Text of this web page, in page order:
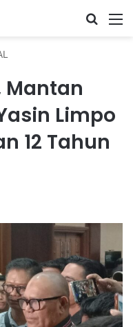
Cari ...
Mantan
Limpo
12 Tahun